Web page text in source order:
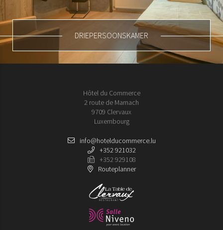
DRIEPERSOONSKAMER
Hôtel du Commerce
2 route de Marnach
9709 Clervaux
Luxembourg
info@hotelducommerce.lu
+352 921032
+352 929108
Routeplanner